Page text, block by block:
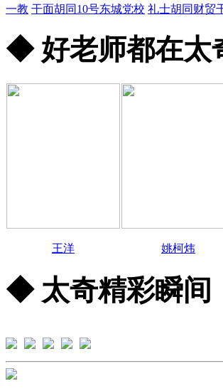
一教 干面胡同10号东城党校 礼士胡同财贸
◆ 好老师都在太
王洋 姚柯炜
◆ 太奇精彩瞬间